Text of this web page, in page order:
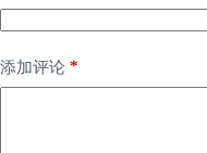
添加评论 *